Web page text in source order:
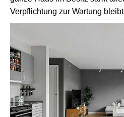
Verpflichtung zur Wartung